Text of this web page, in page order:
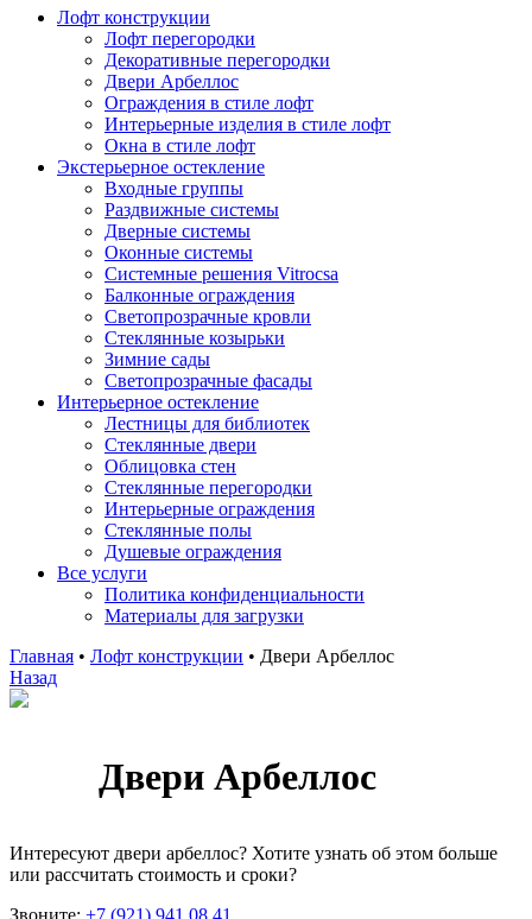
Лофт конструкции
Лофт перегородки
Декоративные перегородки
Двери Арбеллос
Ограждения в стиле лофт
Интерьерные изделия в стиле лофт
Окна в стиле лофт
Экстерьерное остекление
Входные группы
Раздвижные системы
Дверные системы
Оконные системы
Системные решения Vitrocsa
Балконные ограждения
Светопрозрачные кровли
Стеклянные козырьки
Зимние сады
Светопрозрачные фасады
Интерьерное остекление
Лестницы для библиотек
Стеклянные двери
Облицовка стен
Стеклянные перегородки
Интерьерные ограждения
Стеклянные полы
Душевые ограждения
Все услуги
Политика конфиденциальности
Материалы для загрузки
Главная • Лофт конструкции • Двери Арбеллос
Назад
Двери Арбеллос
Интересуют двери арбеллос? Хотите узнать об этом больше
или рассчитать стоимость и сроки?
Звоните: +7 (921) 941 08 41